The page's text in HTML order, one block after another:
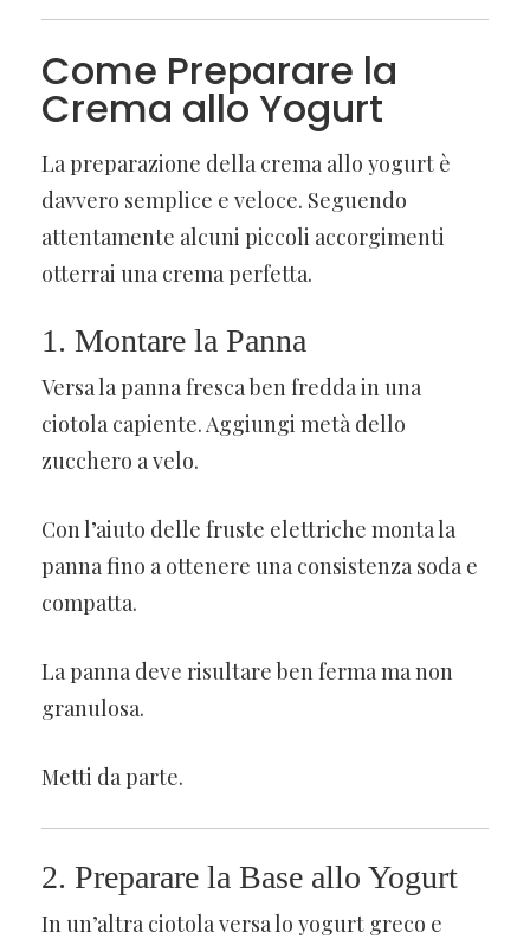
Come Preparare la
Crema allo Yogurt
La preparazione della crema allo yogurt è
davvero semplice e veloce. Seguendo
attentamente alcuni piccoli accorgimenti
otterrai una crema perfetta.
1. Montare la Panna
Versa la panna fresca ben fredda in una
ciotola capiente. Aggiungi metà dello
zucchero a velo.
Con l’aiuto delle fruste elettriche monta la
panna fino a ottenere una consistenza soda e
compatta.
La panna deve risultare ben ferma ma non
granulosa.
Metti da parte.
2. Preparare la Base allo Yogurt
In un’altra ciotola versa lo yogurt greco e